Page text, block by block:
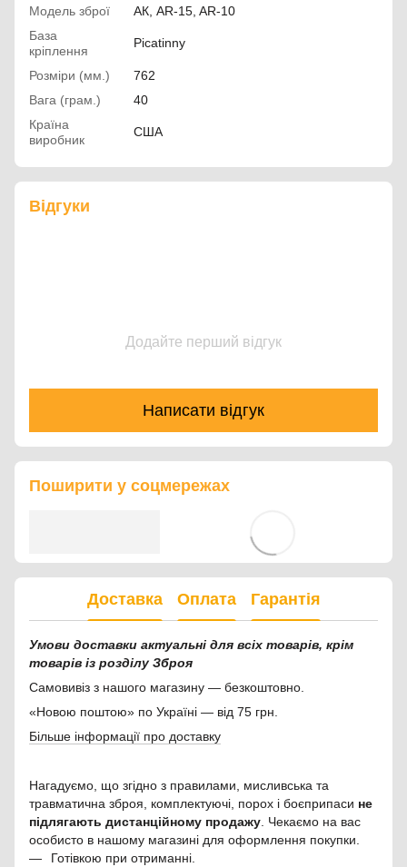
Модель зброї
АК, AR-15, AR-10
База
кріплення
Picatinny
Розміри (мм.)
762
Вага (грам.)
40
Країна
виробник
США
Відгуки
Додайте перший відгук
Написати відгук
Поширити у соцмережах
Доставка Оплата Гарантія
Умови доставки актуальні для всіх товарів, крім
товарів із розділу Зброя
Самовивіз з нашого магазину — безкоштовно.
«Новою поштою» по Україні — від 75 грн.
Більше інформації про доставку
Нагадуємо, що згідно з правилами, мисливська та
травматична зброя, комплектуючі, порох і боєприпаси не
підлягають дистанційному продажу . Чекаємо на вас
особисто в нашому магазині для оформлення покупки.
Готівкою при отриманні.